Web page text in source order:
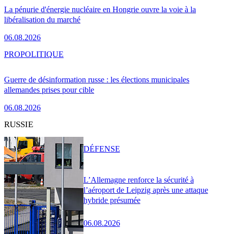
La pénurie d'énergie nucléaire en Hongrie ouvre la voie à la
libéralisation du marché
06.08.2026
Guerre de désinformation russe : les élections municipales
allemandes prises pour cible
06.08.2026
PROPOLITIQUE
RUSSIE
L’Allemagne renforce la sécurité à
l’aéroport de Leipzig après une attaque
hybride présumée
06.08.2026
DÉFENSE